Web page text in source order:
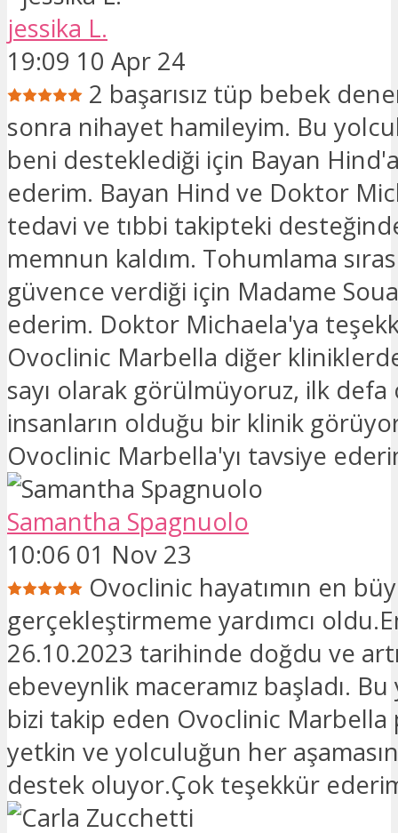
jessika L.
19:09 10 Apr 24
2 başarısız tüp bebek
sonra nihayet hamileyim. Bu
beni desteklediği için Bayan
ederim. Bayan Hind ve Doktor
tedavi ve tıbbi takipteki
memnun kaldım. Tohumlama
güvence verdiği için Madame
ederim. Doktor Michaela'ya
Ovoclinic Marbella diğer
sayı olarak görülmüyoruz, ilk defa
insanların olduğu bir klinik
Ovoclinic Marbella'yı tavsiye
Samantha Spagnuolo
10:06 01 Nov 23
Ovoclinic hayatımın en
gerçekleştirmeme yardımcı
26.10.2023 tarihinde doğdu ve
ebeveynlik maceramız başladı.
bizi takip eden Ovoclinic Marbella
yetkin ve yolculuğun her
destek oluyor.Çok teşekkür